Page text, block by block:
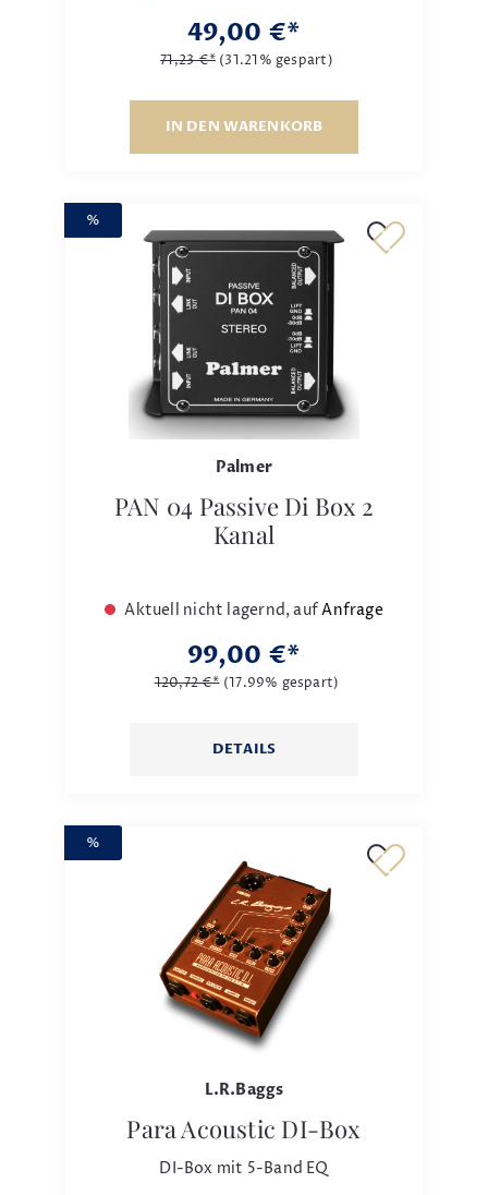
49,00 €*
71,23 €* (31.21% gespart)
IN DEN WARENKORB
%
Palmer
PAN 04 Passive Di Box 2
Kanal
Aktuell nicht lagernd, aufAnfrage
99,00 €*
120,72 €* (17.99% gespart)
DETAILS
%
L.R.Baggs
Para Acoustic DI-Box
DI-Box mit 5-Band EQ